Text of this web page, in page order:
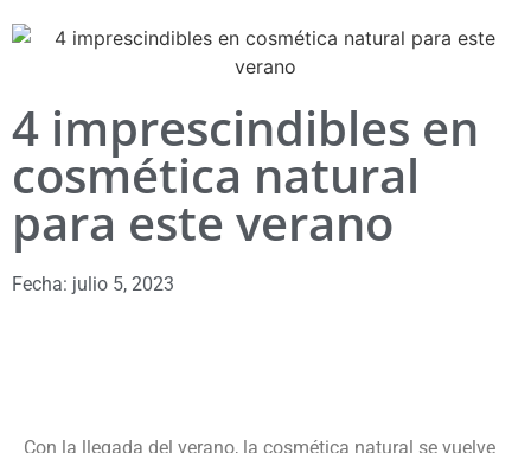
4 imprescindibles en
cosmética natural
para este verano
Fecha: julio 5, 2023
Con la llegada del verano, la cosmética natural se vuelve